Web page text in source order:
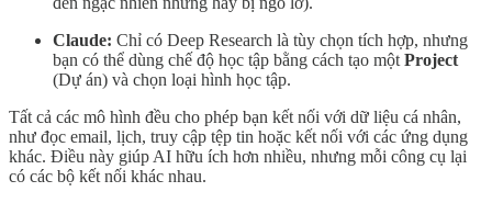
Claude: Chỉ có Deep Research là tùy chọn tích hợp, nhưng
bạn có thể dùng chế độ học tập bằng cách tạo một Project
(Dự án) và chọn loại hình học tập.
Tất cả các mô hình đều cho phép bạn kết nối với dữ liệu cá nhân,
như đọc email, lịch, truy cập tệp tin hoặc kết nối với các ứng dụng
khác. Điều này giúp AI hữu ích hơn nhiều, nhưng mỗi công cụ lại
có các bộ kết nối khác nhau.